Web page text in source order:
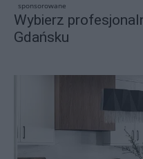
sponsorowane
Wybierz
Gdańsku